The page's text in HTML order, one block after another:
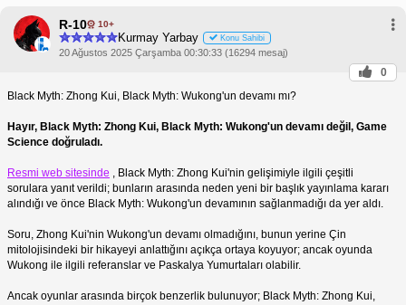
R-10 10+
Kurmay Yarbay Konu Sahibi
20 Ağustos 2025 Çarşamba 00:30:33 (16294 mesaj)
0
Black Myth: Zhong Kui, Black Myth: Wukong'un devamı mı?
Hayır, Black Myth: Zhong Kui, Black Myth: Wukong'un devamı değil, Game
Science doğruladı.
Resmi web sitesinde , Black Myth: Zhong Kui'nin gelişimiyle ilgili çeşitli
sorulara yanıt verildi; bunların arasında neden yeni bir başlık yayınlama kararı
alındığı ve önce Black Myth: Wukong'un devamının sağlanmadığı da yer aldı.
Soru, Zhong Kui'nin Wukong'un devamı olmadığını, bunun yerine Çin
mitolojisindeki bir hikayeyi anlattığını açıkça ortaya koyuyor; ancak oyunda
Wukong ile ilgili referanslar ve Paskalya Yumurtaları olabilir.
Ancak oyunlar arasında birçok benzerlik bulunuyor; Black Myth: Zhong Kui,